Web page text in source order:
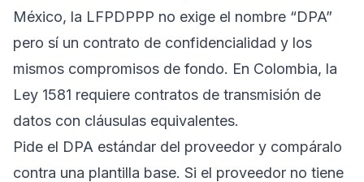
México, la LFPDPPP no exige el nombre “DPA”
pero sí un contrato de confidencialidad y los
mismos compromisos de fondo. En Colombia, la
Ley 1581 requiere contratos de transmisión de
datos con cláusulas equivalentes.
Pide el DPA estándar del proveedor y compáralo
contra una plantilla base. Si el proveedor no tiene